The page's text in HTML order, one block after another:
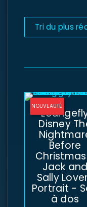
Tri du plus
NOUVEAUTÉ
Disney
Before
Jack and
Sally
Portrait -
à dos